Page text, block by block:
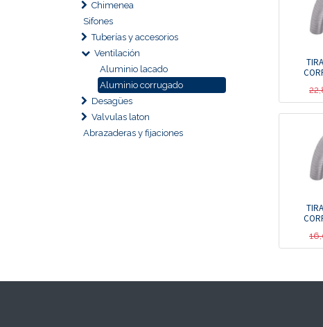
Chimenea
Sifones
Tuberías y accesorios
Ventilación
Aluminio lacado
Aluminio corrugado
Desagües
Valvulas laton
Abrazaderas y fijaciones